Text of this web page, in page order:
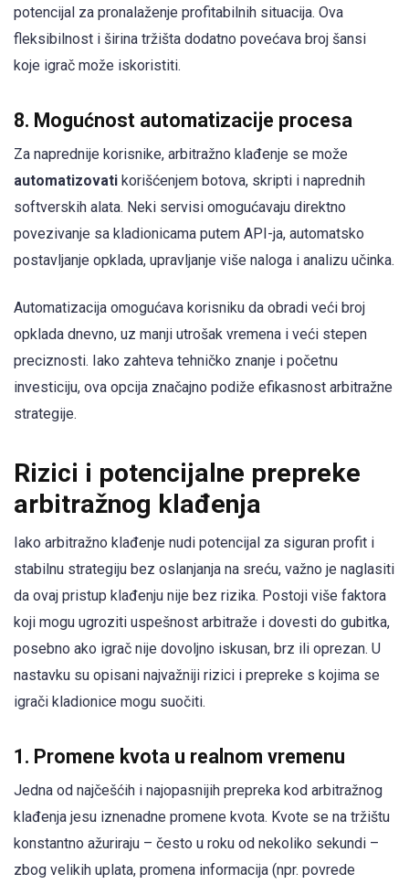
potencijal za pronalaženje profitabilnih situacija. Ova
fleksibilnost i širina tržišta dodatno povećava broj šansi
koje igrač može iskoristiti.
8. Mogućnost automatizacije procesa
Za naprednije korisnike, arbitražno klađenje se može
automatizovati korišćenjem botova, skripti i naprednih
softverskih alata. Neki servisi omogućavaju direktno
povezivanje sa kladionicama putem API-ja, automatsko
postavljanje opklada, upravljanje više naloga i analizu učinka.
Automatizacija omogućava korisniku da obradi veći broj
opklada dnevno, uz manji utrošak vremena i veći stepen
preciznosti. Iako zahteva tehničko znanje i početnu
investiciju, ova opcija značajno podiže efikasnost arbitražne
strategije.
Rizici i potencijalne prepreke
arbitražnog klađenja
Iako arbitražno klađenje nudi potencijal za siguran profit i
stabilnu strategiju bez oslanjanja na sreću, važno je naglasiti
da ovaj pristup klađenju nije bez rizika. Postoji više faktora
koji mogu ugroziti uspešnost arbitraže i dovesti do gubitka,
posebno ako igrač nije dovoljno iskusan, brz ili oprezan. U
nastavku su opisani najvažniji rizici i prepreke s kojima se
igrači kladionice mogu suočiti.
1. Promene kvota u realnom vremenu
Jedna od najčešćih i najopasnijih prepreka kod arbitražnog
klađenja jesu iznenadne promene kvota. Kvote se na tržištu
konstantno ažuriraju – često u roku od nekoliko sekundi –
zbog velikih uplata, promena informacija (npr. povrede